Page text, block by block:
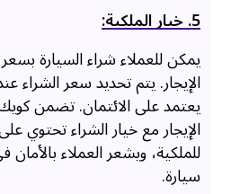
5. خيار الملكية:
يمكن للعملاء شراء السيارة
الإيجار. يتم تحديد سعر الشراء
يعتمد على الائتمان. تضمن
الإيجار مع خيار الشراء تحتوي
للملكية، ويشعر العملاء
سيارة.